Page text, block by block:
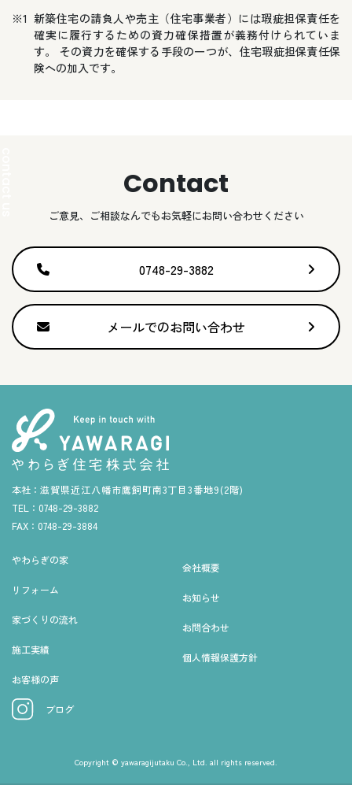
※1 新築住宅の請負人や売主（住宅事業者）には瑕疵担保責任を
確実に履行するための資力確保措置が義務付けられていま
す。 その資力を確保する手段の一つが、住宅瑕疵担保責任保
険への加入です。
Contact
ご意見、ご相談なんでもお気軽にお問い合わせください
0748-29-3882
メールでのお問い合わせ
本社： 滋賀県近江八幡市鷹飼町南3丁目3番地9(2階)
TEL： 0748-29-3882
FAX： 0748-29-3884
やわらぎの家
リフォーム
家づくりの流れ
施工実績
お客様の声
会社概要
お知らせ
お問合わせ
個人情報保護方針
ブログ
Copyright © yawaragijutaku Co., Ltd. all rights reserved.